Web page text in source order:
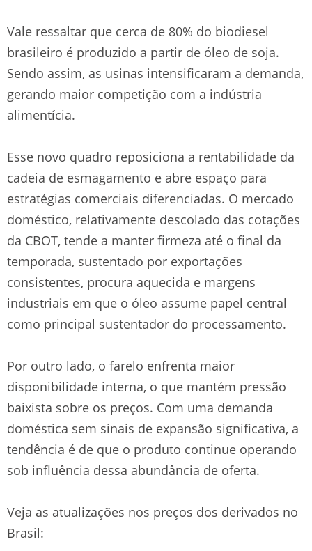
Vale ressaltar que cerca de 80% do biodiesel
brasileiro é produzido a partir de óleo de soja.
Sendo assim, as usinas intensificaram a demanda,
gerando maior competição com a indústria
alimentícia.
Esse novo quadro reposiciona a rentabilidade da
cadeia de esmagamento e abre espaço para
estratégias comerciais diferenciadas. O mercado
doméstico, relativamente descolado das cotações
da CBOT, tende a manter firmeza até o final da
temporada, sustentado por exportações
consistentes, procura aquecida e margens
industriais em que o óleo assume papel central
como principal sustentador do processamento.
Por outro lado, o farelo enfrenta maior
disponibilidade interna, o que mantém pressão
baixista sobre os preços. Com uma demanda
doméstica sem sinais de expansão significativa, a
tendência é de que o produto continue operando
sob influência dessa abundância de oferta.
Veja as atualizações nos preços dos derivados no
Brasil: